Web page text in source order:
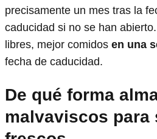
precisamente un mes tras la
caducidad si no se han
libres, mejor comidos en una
fecha de caducidad.
De qué forma
malvaviscos para